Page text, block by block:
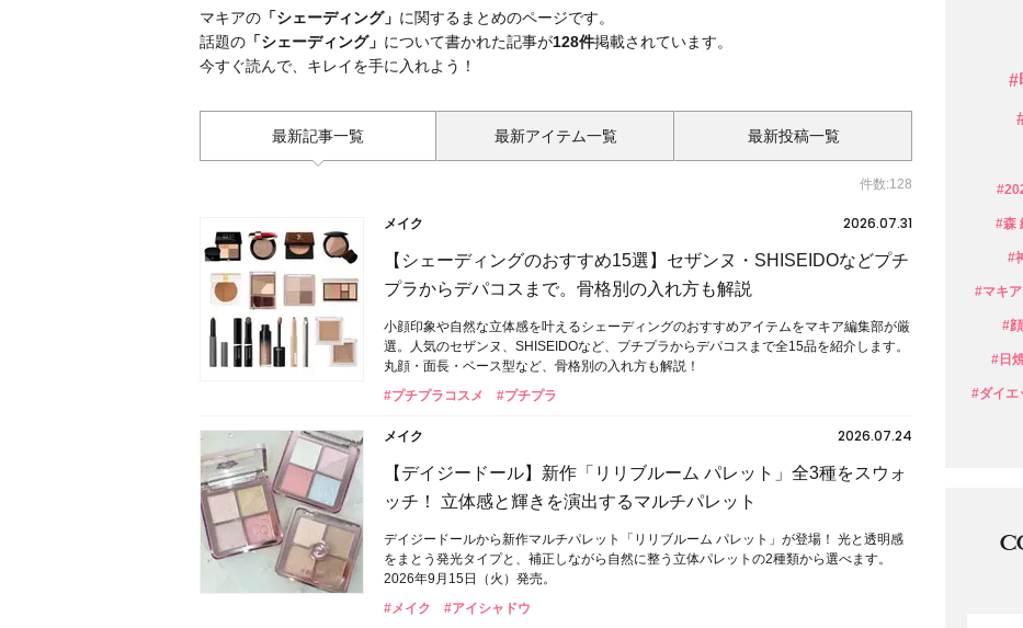
マキアの 「シェーディング」 に関するまとめのページです。
話題の 「シェーディング」 について書かれた記事が128件掲載されています。
今すぐ読んで、キレイを手に入れよう！
最新記事一覧 最新アイテム一覧 最新投稿一覧
件数:128
メイク
2026.07.31
【シェーディングのおすすめ15選】セザンヌ・SHISEIDOなどプチ
プラからデパコスまで。骨格別の入れ方も解説
小顔印象や自然な立体感を叶えるシェーディングのおすすめアイテムをマキア編集部が厳
選。人気のセザンヌ、SHISEIDOなど、プチプラからデパコスまで全15品を紹介します。
丸顔・面長・ベース型など、骨格別の入れ方も解説！
#プチプラコスメ
#プチプラ
メイク
2026.07.24
【デイジードール】新作「リリブルーム パレット」全3種をスウォ
ッチ！ 立体感と輝きを演出するマルチパレット
デイジードールから新作マルチパレット「リリブルーム パレット」が登場！ 光と透明感
をまとう発光タイプと、補正しながら自然に整う立体パレットの2種類から選べます。
2026年9月15日（火）発売。
#メイク
#アイシャドウ
#
#森
#
#マキ
#
#日
#ダイエ